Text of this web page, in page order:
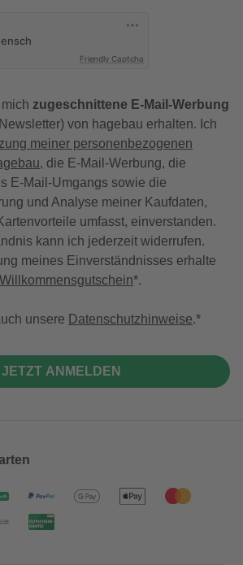
Friendly Captcha
zugeschnittene E-Mail-Werbung
von hagebau erhalten. Ich
meiner personenbezogenen
, die E-Mail-Werbung, die
E-Mail-Umgangs sowie die
und Analyse meiner Kaufdaten,
umfasst, einverstanden.
kann ich jederzeit widerrufen.
meines Einverständnisses erhalte
*.
unsere Datenschutzhinweise.
JETZT ANMELDEN